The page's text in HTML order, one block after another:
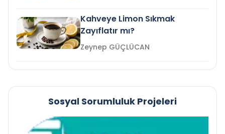
Kahveye Limon Sıkmak
Zayıflatır mı?
Zeynep GÜÇLÜCAN
Sosyal Sorumluluk Projeleri